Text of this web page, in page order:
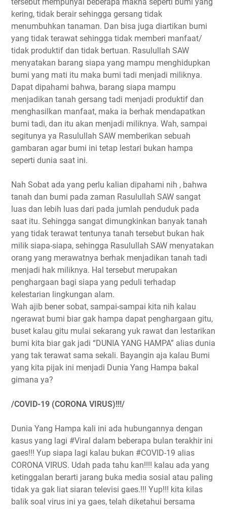
kering, tidak berair sehingga gersang tidak
menumbuhkan tanaman. Dan bisa juga diartikan bumi
yang tidak terawat sehingga tidak memberi manfaat/
tidak produktif dan tidak bertuan. Rasulullah SAW
menyatakan barang siapa yang mampu menghidupkan
bumi yang mati itu maka bumi tadi menjadi miliknya.
Dapat dipahami bahwa, barang siapa mampu
menjadikan tanah gersang tadi menjadi produktif dan
menghasilkan manfaat, maka ia berhak mendapatkan
bumi tadi, dan itu akan menjadi miliknya. Wah, sampai
segitunya ya Rasulullah SAW memberikan sebuah
gambaran agar bumi ini tetap lestari bukan hampa
seperti dunia saat ini.
Nah Sobat ada yang perlu kalian dipahami nih , bahwa
tanah dan bumi pada zaman Rasulullah SAW sangat
luas dan lebih luas dari pada jumlah penduduk pada
saat itu. Sehingga sangat dimungkinkan banyak tanah
yang tidak terawat tentunya tanah tersebut bukan hak
milik siapa-siapa, sehingga Rasulullah SAW menyatakan
orang yang merawatnya berhak menjadikan tanah tadi
menjadi hak miliknya. Hal tersebut merupakan
penghargaan bagi siapa yang peduli terhadap
kelestarian lingkungan alam.
Wah ajib bener sobat, sampai-sampai kita nih kalau
ngerawat bumi biar gak hampa dapat penghargaan gitu,
buset kalau gitu mulai sekarang yuk rawat dan lestarikan
bumi kita biar gak jadi “DUNIA YANG HAMPA” alias dunia
yang tak terawat sama sekali. Bayangin aja kalau Bumi
yang kita pijak ini menjadi Dunia Yang Hampa bakal
gimana ya?
/COVID-19 (CORONA VIRUS)!!!/
Dunia Yang Hampa kali ini ada hubungannya dengan
kasus yang lagi #Viral dalam beberapa bulan terakhir ini
gaes!!! Yup siapa lagi kalau bukan #COVID-19 alias
CORONA VIRUS. Udah pada tahu kan!!!! kalau ada yang
ketinggalan berarti jarang buka media sosial atau paling
tidak ya gak liat siaran televisi gaes.!!! Yup!!! kita kilas
balik soal virus ini ya gaes, telah diketahui bersama